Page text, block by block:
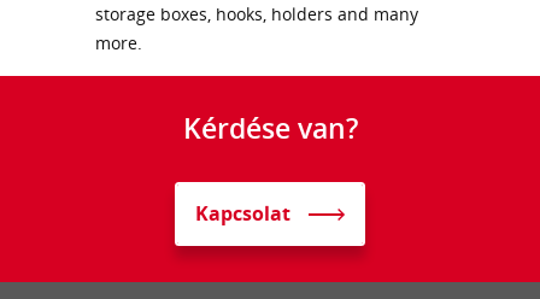
storage boxes, hooks, holders and many
more.
Kérdése van?
Kapcsolat